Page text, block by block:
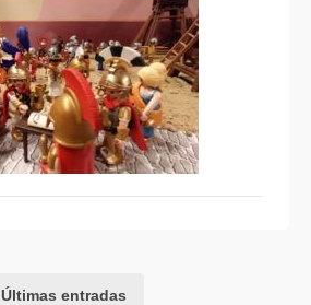
Últimas entradas